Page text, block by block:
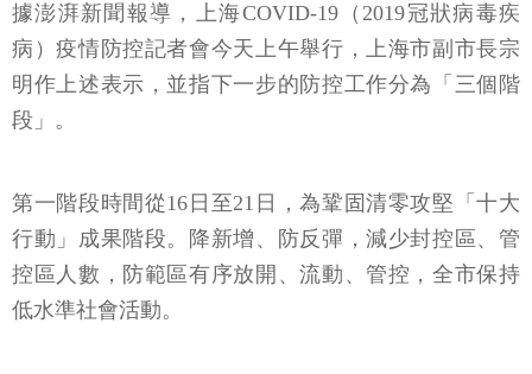
據澎湃新聞報導，上海COVID-19（2019冠狀病毒疾
病）疫情防控記者會今天上午舉行，上海市副市長宗
明作上述表示，並指下一步的防控工作分為「三個階
段」。
第一階段時間從16日至21日，為鞏固清零攻堅「十大
行動」成果階段。降新增、防反彈，減少封控區、管
控區人數，防範區有序放開、流動、管控，全市保持
低水準社會活動。